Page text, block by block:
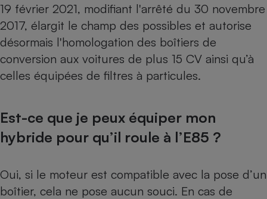
19 février 2021, modifiant l'arrêté du 30 novembre
2017, élargit le champ des possibles et autorise
désormais l'homologation des boîtiers de
conversion aux voitures de plus 15 CV ainsi qu’à
celles équipées de filtres à particules.
Est-ce que je peux équiper mon
hybride pour qu’il roule à l’E85 ?
Oui, si le moteur est compatible avec la pose d’un
boîtier, cela ne pose aucun souci. En cas de